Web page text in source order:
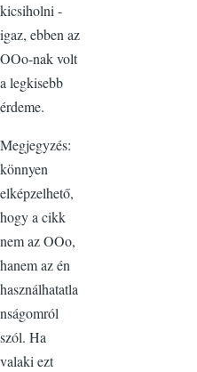
kicsiholni -
igaz, ebben az
OOo-nak volt
a legkisebb
érdeme.
Megjegyzés:
könnyen
elképzelhető,
hogy a cikk
nem az OOo,
hanem az én
használhatatla
nságomról
szól. Ha
valaki ezt